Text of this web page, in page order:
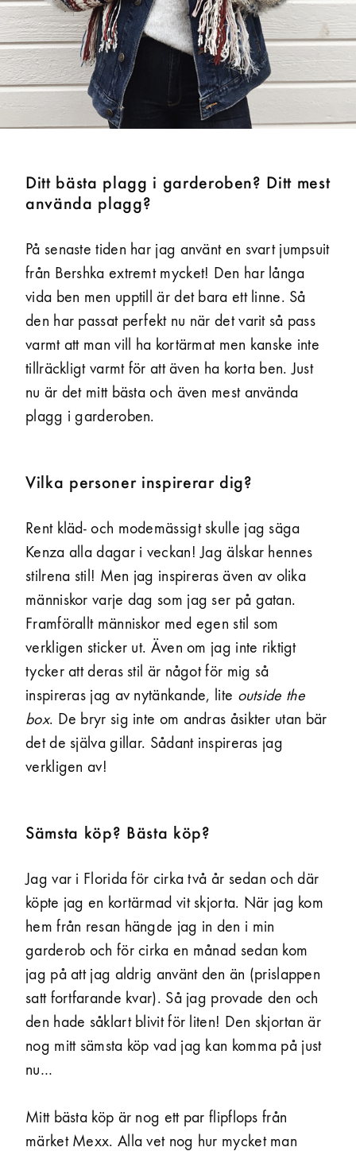
Ditt bästa plagg i garderoben? Ditt mest
använda plagg?
På senaste tiden har jag använt en svart jumpsuit
från Bershka extremt mycket! Den har långa
vida ben men upptill är det bara ett linne. Så
den har passat perfekt nu när det varit så pass
varmt att man vill ha kortärmat men kanske inte
tillräckligt varmt för att även ha korta ben. Just
nu är det mitt bästa och även mest använda
plagg i garderoben.
Vilka personer inspirerar dig?
Rent kläd- och modemässigt skulle jag säga
Kenza alla dagar i veckan! Jag älskar hennes
stilrena stil! Men jag inspireras även av olika
människor varje dag som jag ser på gatan.
Framförallt människor med egen stil som
verkligen sticker ut. Även om jag inte riktigt
tycker att deras stil är något för mig så
inspireras jag av nytänkande, lite outside the
box. De bryr sig inte om andras åsikter utan bär
det de själva gillar. Sådant inspireras jag
verkligen av!
Sämsta köp? Bästa köp?
Jag var i Florida för cirka två år sedan och där
köpte jag en kortärmad vit skjorta. När jag kom
hem från resan hängde jag in den i min
garderob och för cirka en månad sedan kom
jag på att jag aldrig använt den än (prislappen
satt fortfarande kvar). Så jag provade den och
den hade såklart blivit för liten! Den skjortan är
nog mitt sämsta köp vad jag kan komma på just
nu…
Mitt bästa köp är nog ett par flipflops från
märket Mexx. Alla vet nog hur mycket man